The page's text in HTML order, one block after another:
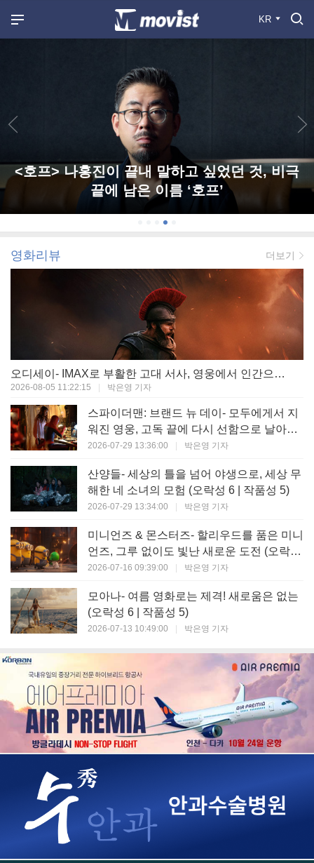
KR
<호프> 나홍진이 끝내 말하고 싶었던 것, 비극
끝에 남은 이름 ‘호프’
영화리뷰 더보기
오디세이- IMAX로 부활한 고대 서사, 영웅에서 인간으로의 귀환 (오락성 9 | 작품성 9)
2026-08-05 11:22:15 박은영 기자
스파이더맨: 브랜드 뉴 데이- 모두에게서 지
워진 영웅, 고독 끝에 다시 선함으로 날아오
르다 (오락성 8 | 작품성 8)
2026-07-29 13:36:00 박은영 기자
산양들- 세상의 틀을 넘어 야생으로, 세상 무
해한 네 소녀의 모험 (오락성 6 | 작품성 5)
2026-07-29 13:34:00 박은영 기자
미니언즈 & 몬스터즈- 할리우드를 품은 미니
언즈, 그루 없이도 빛난 새로운 도전 (오락성
7 | 작품성 6)
2026-07-16 09:39:00 박은영 기자
모아나- 여름 영화로는 제격! 새로움은 없는
(오락성 6 | 작품성 5)
2026-07-13 10:49:00 박은영 기자